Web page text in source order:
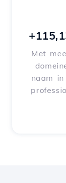
Met
naam